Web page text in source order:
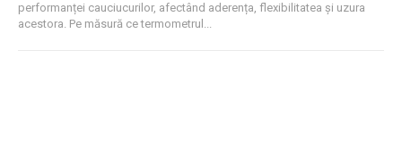
performanței cauciucurilor, afectând aderența, flexibilitatea și uzura
acestora. Pe măsură ce termometrul...